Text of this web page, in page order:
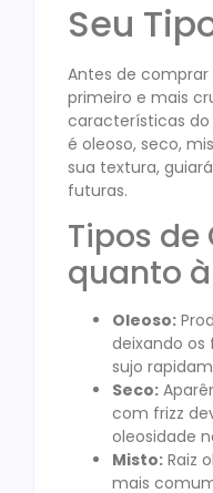
Seu
Antes de
primeiro e mais
características do
é oleoso, seco,
sua textura,
futuras.
Tipos de
quanto
Oleoso:
deixando
sujo
Seco:
com frizz
oleosidade
Misto: Raiz
mais